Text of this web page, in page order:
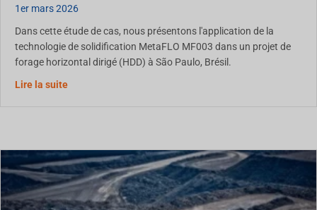
1er mars 2026
Dans cette étude de cas, nous présentons l'application de la
technologie de solidification MetaFLO MF003 dans un projet de
forage horizontal dirigé (HDD) à São Paulo, Brésil.
Lire la suiteÉtude de cas : Solidification des boues de HDD pour